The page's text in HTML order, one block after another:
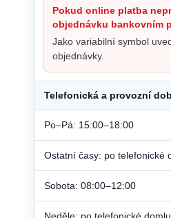
Pokud online platba
objednávku bankovním
Jako variabilní symbol
objednávky.
Telefonická a provozní
Po–Pá: 15:00–18:00
Ostatní časy: po telefonické
Sobota: 08:00–12:00